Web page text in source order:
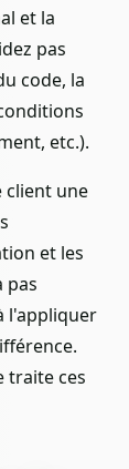
et la
pas
code, la
etc.).
client une
et les
pas
l'appliquer
traite ces